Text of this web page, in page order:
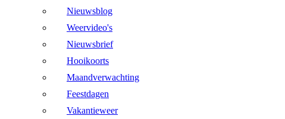
Nieuwsblog
Weervideo's
Nieuwsbrief
Hooikoorts
Maandverwachting
Feestdagen
Vakantieweer